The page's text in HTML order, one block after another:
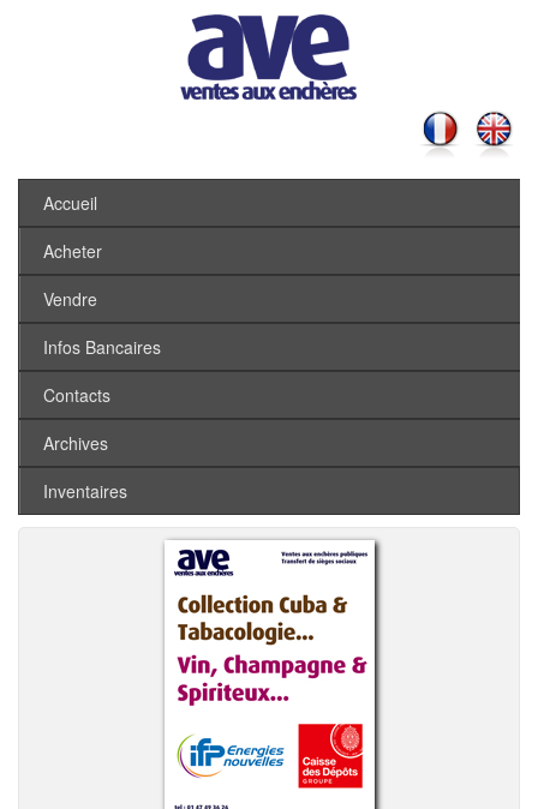
Accueil
Acheter
Vendre
Infos Bancaires
Contacts
Archives
Inventaires